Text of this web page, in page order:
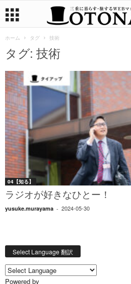
ホーム タグ 技術
タグ: 技術
04【知る】
ラジオが好きなひとー！
yusuke.murayama - 2024-05-30
Select Language 翻訳
Powered by